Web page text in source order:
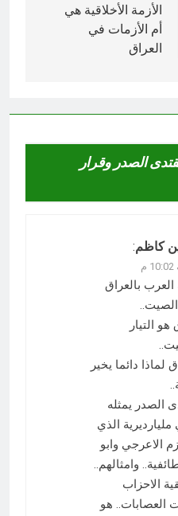
الأزمة الأخلاقية هي
أم الأزمات في
العراق
الصدر وقرار
كاظم:
بالعراق
التيار
دائما يخير
الصدر يمثله
الذي
وحازم الاعرجي وابو
وامثالهم..
الاحزاب
العصابات.. هو